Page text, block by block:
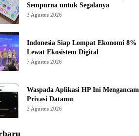
Sempurna untuk Segalanya
3 Agustus 2026
Indonesia Siap Lompat Ekonomi 8%
Lewat Ekosistem Digital
7 Agustus 2026
Waspada Aplikasi HP Ini Mengancam
Privasi Datamu
2 Agustus 2026